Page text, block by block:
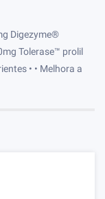
Digezyme®
Tolerase™ prolil
• • Melhora a